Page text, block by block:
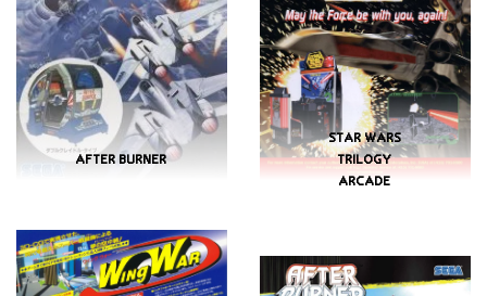
AFTER BURNER
STAR WARS
TRILOGY
ARCADE